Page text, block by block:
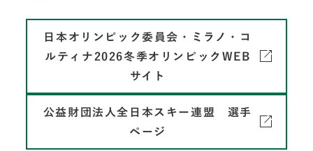
日本オリンピック委員会・ミラノ・コ
ルティナ2026冬季オリンピックWEB
サイト
公益財団法人全日本スキー連盟 選手
ページ